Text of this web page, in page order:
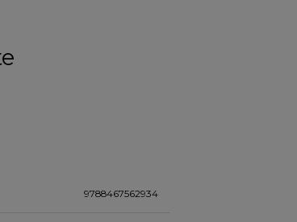
9788467562934